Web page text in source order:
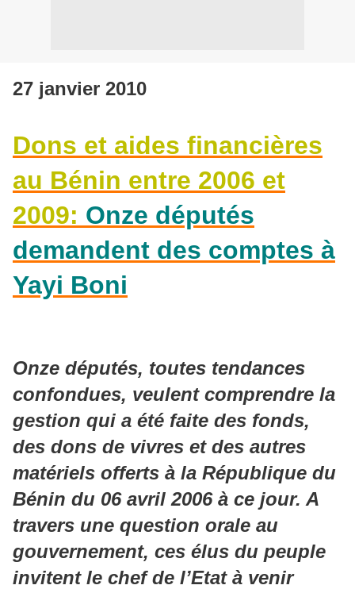
27 janvier 2010
Dons et aides financières
au Bénin entre 2006 et
2009: Onze députés
demandent des comptes à
Yayi Boni
Onze députés, toutes tendances
confondues, veulent comprendre la
gestion qui a été faite des fonds,
des dons de vivres et des autres
matériels offerts à la République du
Bénin du 06 avril 2006 à ce jour. A
travers une question orale au
gouvernement, ces élus du peuple
invitent le chef de l’Etat à venir